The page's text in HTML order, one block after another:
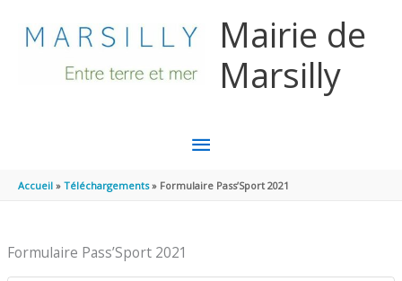
Mairie de
Marsilly
MENU
PRINCIPAL
Accueil Téléchargements Formulaire Pass’Sport 2021
Formulaire Pass’Sport 2021